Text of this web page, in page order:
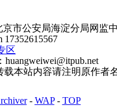
京市公安局海淀分局网监
17352615567
区
：huangweiwei@itpub.net
本站内容请注明原作者
- WAP- TOP